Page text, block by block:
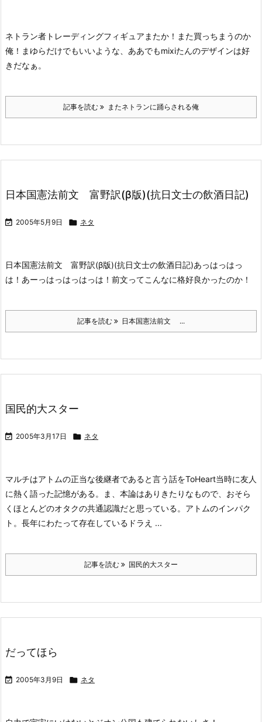
ネトラン者トレーディングフィギュア またか！また買っちまうのか
俺！ まゆらだけでもいいような、ああでもmixiたんのデザインは好
きだなぁ。
記事を読む またネトランに踊らされる俺
日本国憲法前文 富野訳(β版)(抗日文士の飲酒日記)
 2005年5月9日  ネタ
日本国憲法前文 富野訳(β版)(抗日文士の飲酒日記)あっはっはっ
は！あーっはっはっはっは！ 前文ってこんなに格好良かったのか！
記事を読む 日本国憲法前文 ...
国民的大スター
 2005年3月17日  ネタ
マルチはアトムの正当な後継者であると言う話をToHeart当時に友人
に熱く語った記憶がある。ま、本論はありきたりなもので、おそら
くほとんどのオタクの共通認識だと思っている。 アトムのインパク
ト。長年にわたって存在しているドラえ ...
記事を読む 国民的大スター
だってほら
 2005年3月9日  ネタ